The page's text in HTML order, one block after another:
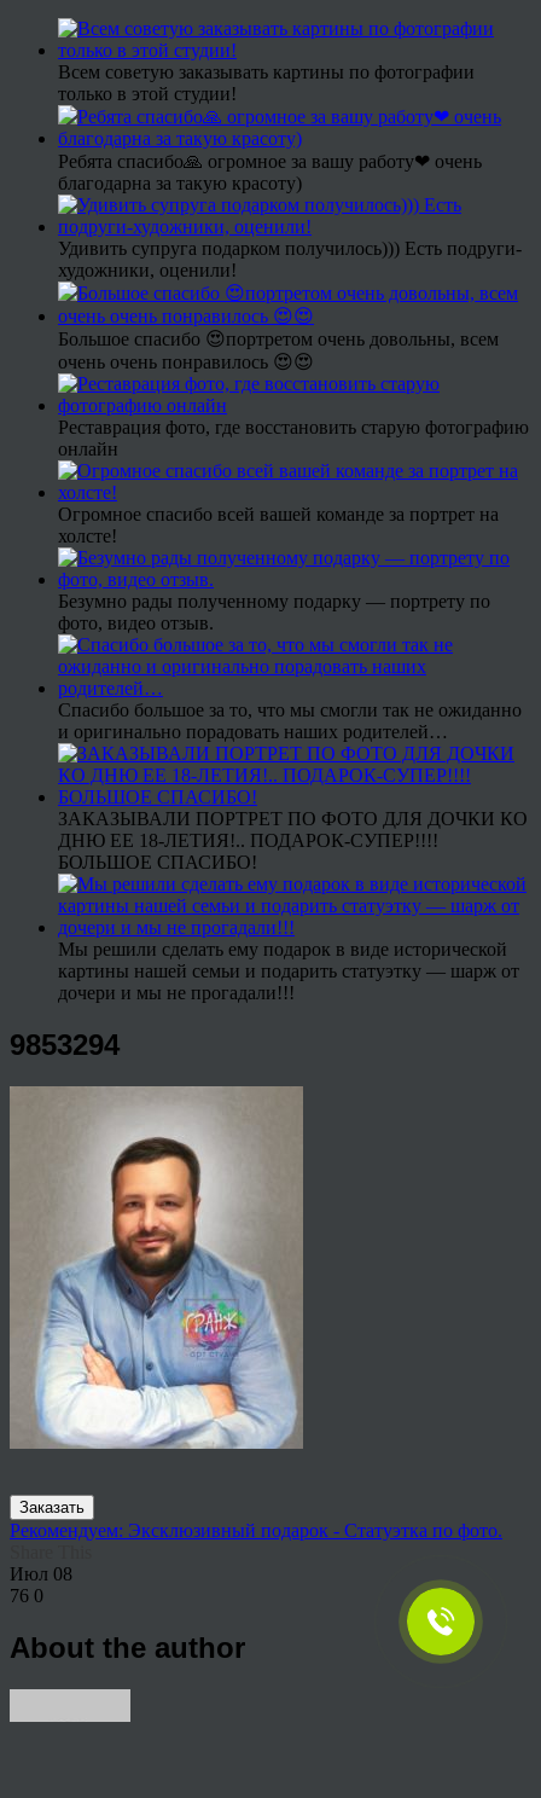
Всем советую заказывать картины по фотографии
только в этой студии!
Ребята спасибо🙏 огромное за вашу работу❤ очень
благодарна за такую красоту)
Удивить супруга подарком получилось))) Есть подруги-
художники, оценили!
Большое спасибо 😍портретом очень довольны, всем
очень очень понравилось 😍😍
Реставрация фото, где восстановить старую фотографию
онлайн
Огромное спасибо всей вашей команде за портрет на
холсте!
Безумно рады полученному подарку — портрету по
фото, видео отзыв.
Спасибо большое за то, что мы смогли так не ожиданно
и оригинально порадовать наших родителей…
ЗАКАЗЫВАЛИ ПОРТРЕТ ПО ФОТО ДЛЯ ДОЧКИ КО
ДНЮ ЕЕ 18-ЛЕТИЯ!.. ПОДАРОК-СУПЕР!!!!
БОЛЬШОЕ СПАСИБО!
Мы решили сделать ему подарок в виде исторической
картины нашей семьи и подарить статуэтку — шарж от
дочери и мы не прогадали!!!
9853294
Заказать
Рекомендуем: Эксклюзивный подарок - Статуэтка по фото.
Июл 08
76 0
About the author